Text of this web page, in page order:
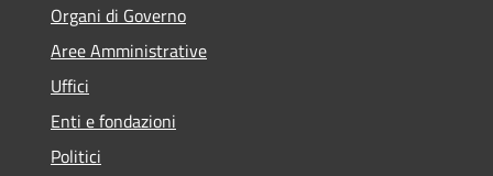
Organi di Governo
Aree Amministrative
Uffici
Enti e fondazioni
Politici